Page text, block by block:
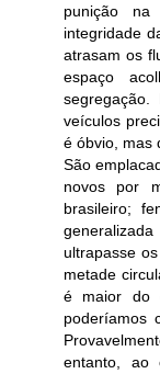
punição
integridade
atrasam os
espaço
veículos
é óbvio, mas
São
novos por
brasileiro;
ultrapasse
metade
é maior do
poderíamos
entanto, ao